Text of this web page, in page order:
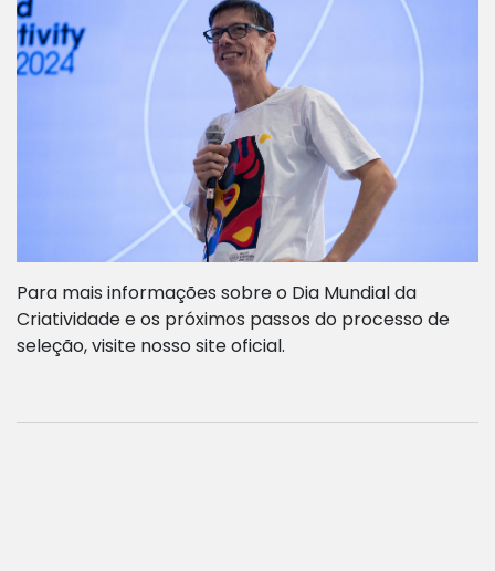
Para mais informações sobre o Dia Mundial da
Criatividade e os próximos passos do processo de
seleção, visite nosso site oficial.